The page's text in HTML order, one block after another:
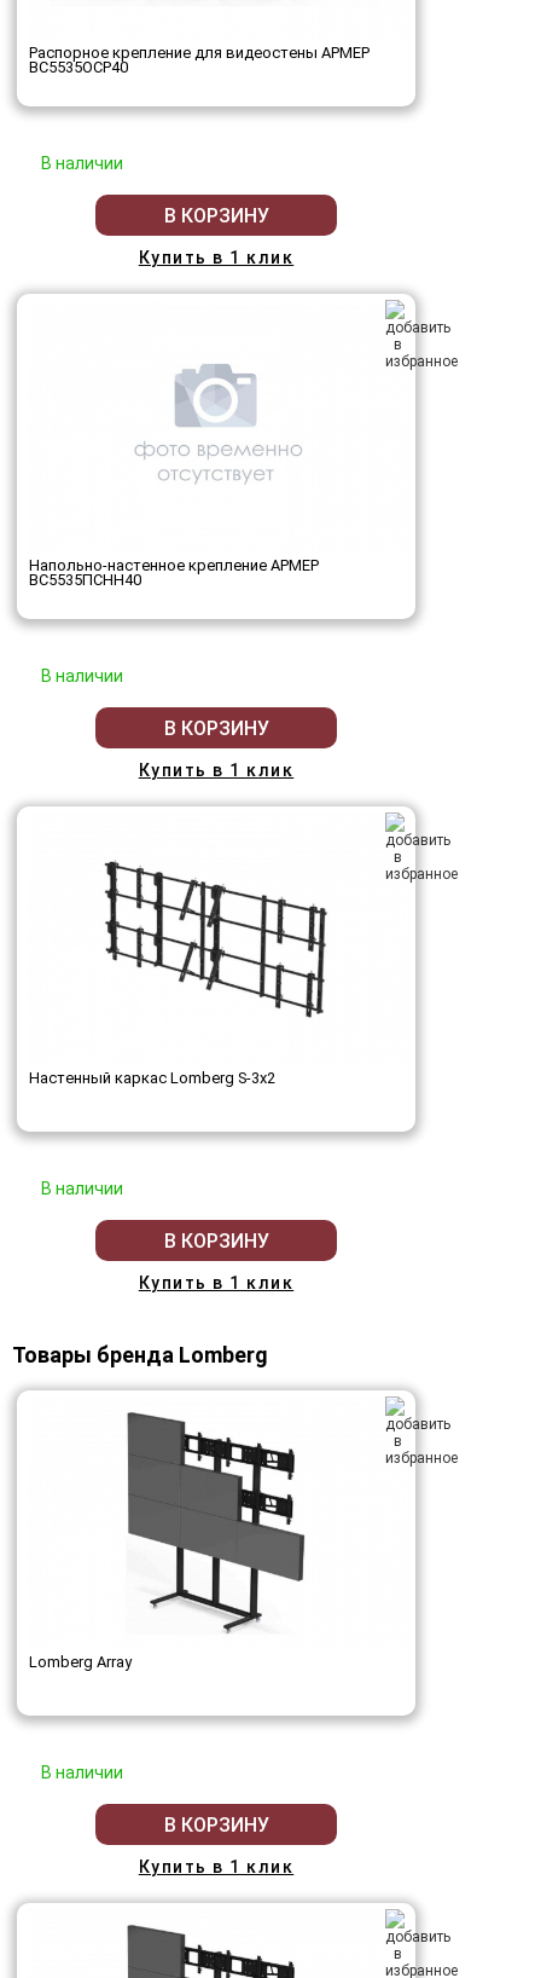
Распорное крепление для видеостены АРМЕР
ВС5535ОСР40
В наличии
В КОРЗИНУ
Купить в 1 клик
Напольно-настенное крепление АРМЕР
ВС5535ПСНН40
В наличии
В КОРЗИНУ
Купить в 1 клик
Настенный каркас Lomberg S-3х2
В наличии
В КОРЗИНУ
Купить в 1 клик
Товары бренда Lomberg
Lomberg Array
В наличии
В КОРЗИНУ
Купить в 1 клик